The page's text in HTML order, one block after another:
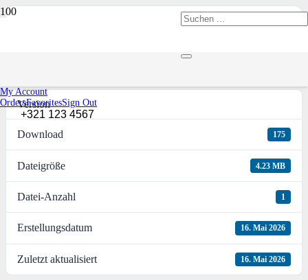
My Account
OrdersFavoritesSign Out
+321 123 4567
Version
Download 175
Dateigröße 4.23 MB
Datei-Anzahl 1
Erstellungsdatum 16. Mai 2026
Zuletzt aktualisiert 16. Mai 2026